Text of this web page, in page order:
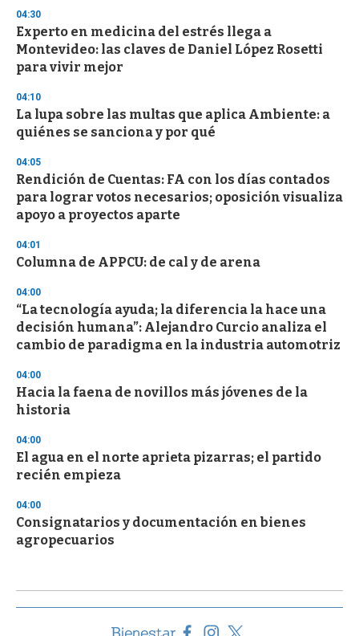
d
s
o
f
3
s
e
c
o
d
s
04:30
Experto en medicina del estrés llega a
Montevideo: las claves de Daniel López Rosetti
para vivir mejor
04:10
La lupa sobre las multas que aplica Ambiente: a
quiénes se sanciona y por qué
04:05
Rendición de Cuentas: FA con los días contados
para lograr votos necesarios; oposición visualiza
apoyo a proyectos aparte
04:01
Columna de APPCU: de cal y de arena
04:00
“La tecnología ayuda; la diferencia la hace una
decisión humana”: Alejandro Curcio analiza el
cambio de paradigma en la industria automotriz
04:00
Hacia la faena de novillos más jóvenes de la
historia
04:00
El agua en el norte aprieta pizarras; el partido
recién empieza
04:00
Consignatarios y documentación en bienes
agropecuarios